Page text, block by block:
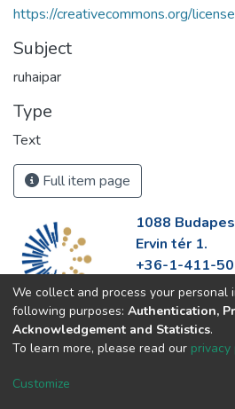
https://creativecommons.org/
Subject
ruhaipar
Type
Text
Full item page
1088
Ervin tér 1.
+36-1-411-
info@fszek.hu
https://
We collect and process your personal
following purposes: Authentication,
Acknowledgement and Statistics.
To learn more, please read our privacy
Customize